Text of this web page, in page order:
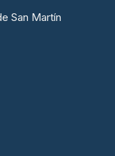
San Martín